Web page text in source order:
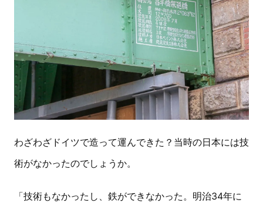
わざわざドイツで造って運んできた？当時の日本には技
術がなかったのでしょうか。
「技術もなかったし、鉄ができなかった。明治34年に